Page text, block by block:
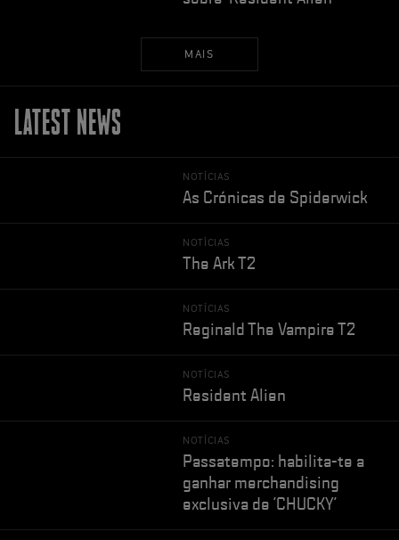
MAIS
LATEST NEWS
NOTÍCIAS
As Crónicas de Spiderwick
NOTÍCIAS
The Ark T2
NOTÍCIAS
Reginald The Vampire T2
NOTÍCIAS
Resident Alien
NOTÍCIAS
Passatempo: habilita-te a
ganhar merchandising
exclusiva de 'CHUCKY'